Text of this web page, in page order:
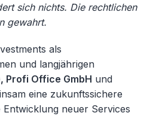
sich nichts. Die rechtlichen
gewahrt.
als
und langjährigen
Profi Office GmbH und
eine zukunftssichere
neuer Services